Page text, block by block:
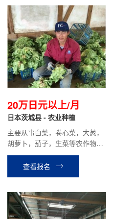
20万日元以上/月
日本茨城县 - 农业种植
主要从事白菜，卷心菜，大葱，
胡萝卜，茄子，生菜等农作物的
种植收割，包装等工作，需要有
农业经验能够吃苦耐劳。
查看报名